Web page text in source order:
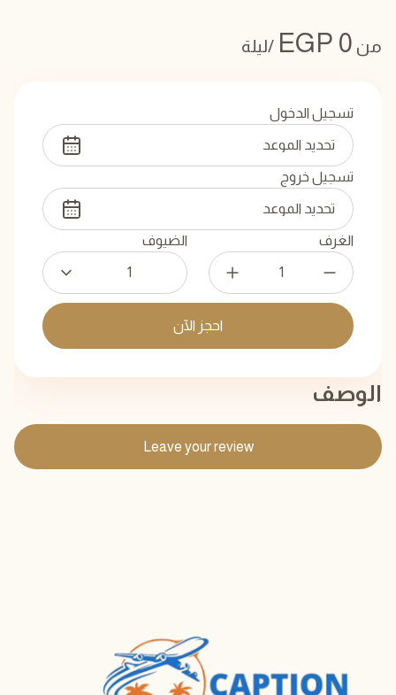
من 0
EGP /ليلة
تسجيل الدخول
تسجيل خروج
الغرف الضيوف
1
احجز الآن
الوصف
Leave your review